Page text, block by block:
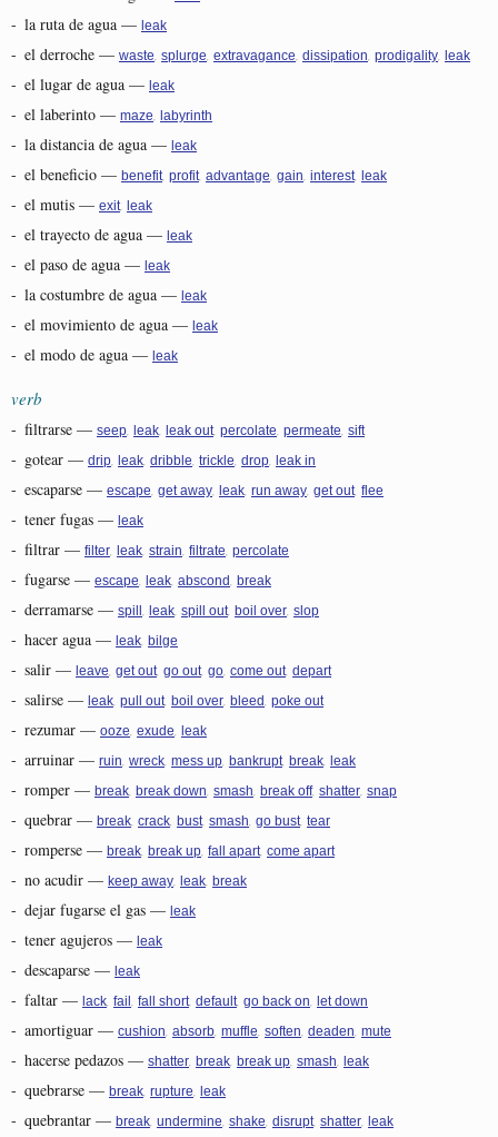
- la ruta de agua — leak
- el derroche — waste splurge extravagance dissipation prodigality leak
- el lugar de agua — leak
- el laberinto — maze labyrinth
- la distancia de agua — leak
- el beneficio — benefit profit advantage gain interest leak
- el mutis — exit leak
- el trayecto de agua — leak
- el paso de agua — leak
- la costumbre de agua — leak
- el movimiento de agua — leak
- el modo de agua — leak
verb
- filtrarse — seep leak leak out percolate permeate sift
- gotear — drip leak dribble trickle drop leak in
- escaparse — escape get away leak run away get out flee
- tener fugas — leak
- filtrar — filter leak strain filtrate percolate
- fugarse — escape leak abscond break
- derramarse — spill leak spill out boil over slop
- hacer agua — leak bilge
- salir — leave get out go out go come out depart
- salirse — leak pull out boil over bleed poke out
- rezumar — ooze exude leak
- arruinar — ruin wreck mess up bankrupt break leak
- romper — break break down smash break off, shatter snap
- quebrar — break crack bust smash go bust tear
- romperse — break break up fall apart come apart
- no acudir — keep away leak break
- dejar fugarse el gas — leak
- tener agujeros — leak
- descaparse — leak
- faltar — lack fail fall short default go back on let down
- amortiguar — cushion absorb muffle soften deaden mute
- hacerse pedazos — shatter break break up smash leak
- quebrarse — break rupture leak
- quebrantar — break undermine shake disrupt shatter leak